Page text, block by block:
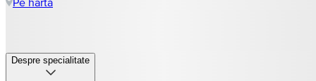
Despre specialitate